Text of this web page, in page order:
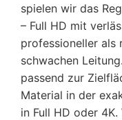
spielen wir das
– Full HD mit
professioneller als
schwachen
passend zur
Material in der
in Full HD oder